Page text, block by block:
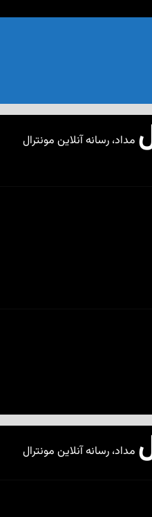
مداد، رسانه آنلاین مونترال
مداد، رسانه آنلاین مونترال